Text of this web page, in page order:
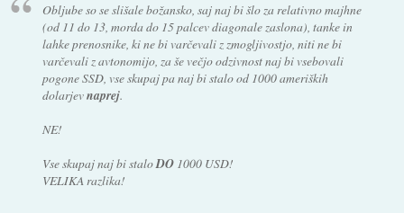
Obljube so se slišale božansko, saj naj bi šlo za relativno majhne
(od 11 do 13, morda do 15 palcev diagonale zaslona), tanke in
lahke prenosnike, ki ne bi varčevali z zmogljivostjo, niti ne bi
varčevali z avtonomijo, za še večjo odzivnost naj bi vsebovali
pogone SSD, vse skupaj pa naj bi stalo od 1000 ameriških
dolarjevnaprej.
NE!
Vse skupaj naj bi staloDO1000 USD!
VELIKA razlika!